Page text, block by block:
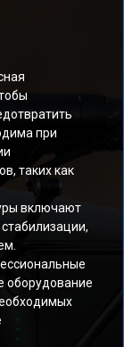
при
таких как
включают
оборудование